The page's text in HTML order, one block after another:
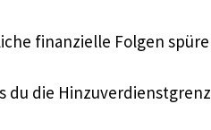
finanzielle Folgen
du die